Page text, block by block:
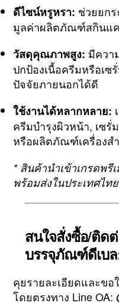
ดีไซน์หรูหรา: ช่วยยก
มูลค่าผลิตภัณฑ์สกินแ
วัสดุคุณภาพสูง: มีควา
ปกป้องเนื้อครีมหรือเซ
ปัจจัยภายนอกได้ดี
ใช้งานได้หลากหลาย:
ครีมบำรุงผิวหน้า, เซรั่
หรือผลิตภัณฑ์เครื่องส
* สินค้านำเข้าเกรดพรี
พร้อมส่งในประเทศไทย
สนใจสั่งซื้อ/ติด
บรรจุภัณฑ์ดีเบ
คุยรายละเอียดและขอ
โดยตรงทาง Line OA: